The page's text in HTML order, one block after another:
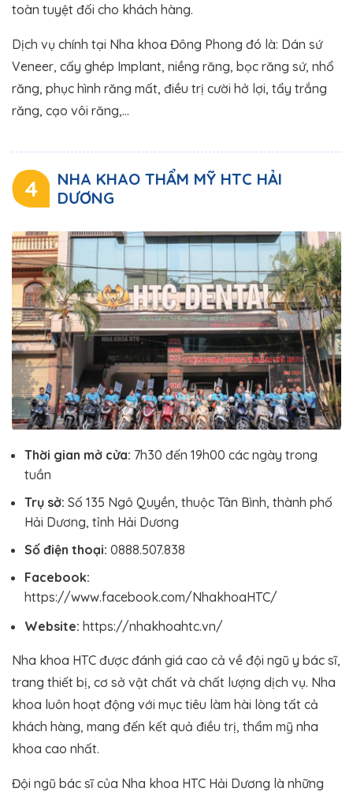
toàn tuyệt đối cho khách hàng.
Dịch vụ chính tại Nha khoa Đông Phong đó là: Dán sứ
Veneer, cấy ghép Implant, niềng răng, bọc răng sứ, nhổ
răng, phục hình răng mất, điều trị cười hở lợi, tẩy trắng
răng, cạo vôi răng,…
4
NHA KHAO THẨM MỸ HTC HẢI
DƯƠNG
Thời gian mở cửa: 7h30 đến 19h00 các ngày trong
tuần
Trụ sở: Số 135 Ngô Quyền, thuộc Tân Bình, thành phố
Hải Dương, tỉnh Hải Dương
Số điện thoại: 0888.507.838
Facebook:
https://www.facebook.com/NhakhoaHTC/
Website: https://nhakhoahtc.vn/
Nha khoa HTC được đánh giá cao cả về đội ngũ y bác sĩ,
trang thiết bị, cơ sở vật chất và chất lượng dịch vụ. Nha
khoa luôn hoạt động với mục tiêu làm hài lòng tất cả
khách hàng, mang đến kết quả điều trị, thẩm mỹ nha
khoa cao nhất.
Đội ngũ bác sĩ của Nha khoa HTC Hải Dương là những